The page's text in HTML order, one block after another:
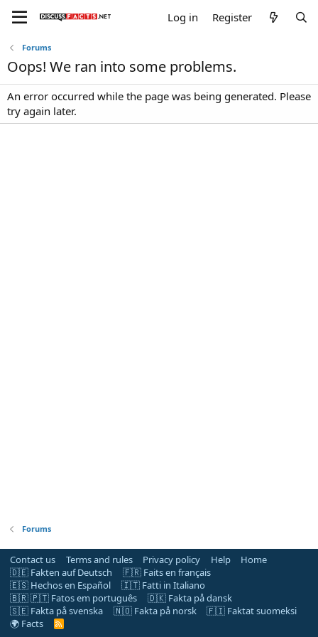
Log in Register
Forums
Oops! We ran into some problems.
An error occurred while the page was being generated. Please
try again later.
Forums
Contact us Terms and rules Privacy policy Help
Home
🇩🇪 Fakten auf Deutsch
🇫🇷 Faits en français
🇪🇸 Hechos en Español
🇮🇹 Fatti in Italiano
🇧🇷 🇵🇹 Fatos em português
🇩🇰 Fakta på dansk
🇸🇪 Fakta på svenska
🇳🇴 Fakta på norsk
🇫🇮 Faktat suomeksi
🌍 Facts
R